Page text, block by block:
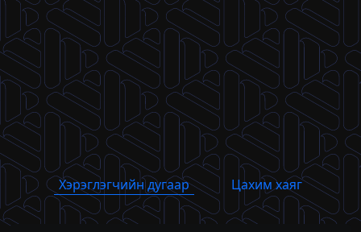
Хэрэглэгчийн дугаар Цахим хаяг